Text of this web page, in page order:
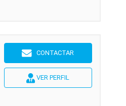
CONTACTAR
VER PERFIL